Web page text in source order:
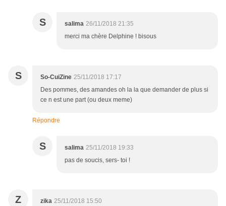
S salima 26/11/2018 21:35
merci ma chère Delphine ! bisous
S So-CuiZine 25/11/2018 17:17
Des pommes, des amandes oh la la que demander de plus si
ce n est une part (ou deux meme)
Répondre
S salima 25/11/2018 19:33
pas de soucis, sers- toi !
Z zika 25/11/2018 15:50